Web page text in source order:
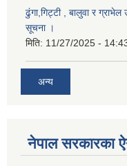
ढुंगा,गिट्टी , बालुवा र
सूचना ।
मिति: 11/27/2025 -
अन्य
नेपाल सरकारका